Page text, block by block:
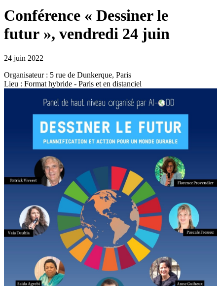
Conférence « Dessiner le
futur », vendredi 24 juin
24 juin 2022
Organisateur : 5 rue de Dunkerque, Paris
Lieu : Format hybride - Paris et en distanciel